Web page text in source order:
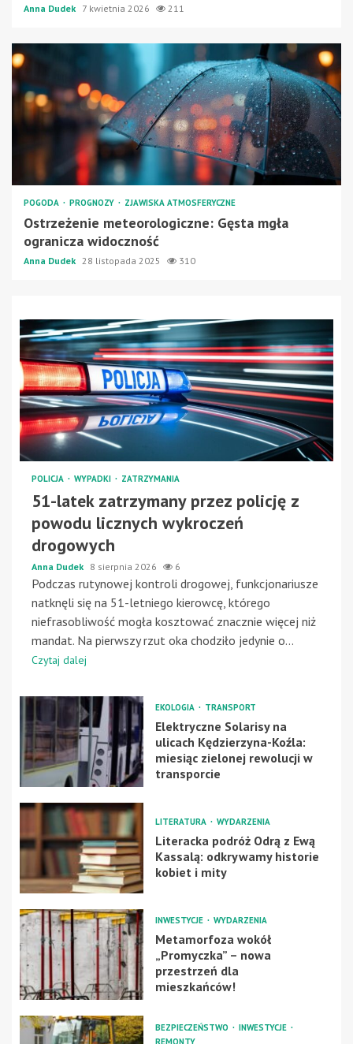
Anna Dudek 7 kwietnia 2026 211
POGODA PROGNOZY ZJAWISKA ATMOSFERYCZNE
Ostrzeżenie meteorologiczne: Gęsta mgła
ogranicza widoczność
Anna Dudek 28 listopada 2025 310
POLICJA WYPADKI ZATRZYMANIA
51-latek zatrzymany przez policję z
powodu licznych wykroczeń
drogowych
Anna Dudek 8 sierpnia 2026 6
Podczas rutynowej kontroli drogowej, funkcjonariusze
natknęli się na 51-letniego kierowcę, którego
niefrasobliwość mogła kosztować znacznie więcej niż
mandat. Na pierwszy rzut oka chodziło jedynie o...
Czytaj dalej
EKOLOGIA TRANSPORT
Elektryczne Solarisy na
ulicach Kędzierzyna-Koźla:
miesiąc zielonej rewolucji w
transporcie
LITERATURA WYDARZENIA
Literacka podróż Odrą z Ewą
Kassalą: odkrywamy historie
kobiet i mity
INWESTYCJE WYDARZENIA
Metamorfoza wokół
„Promyczka” – nowa
przestrzeń dla
mieszkańców!
BEZPIECZEŃSTWO
INWESTYCJE
REMONTY